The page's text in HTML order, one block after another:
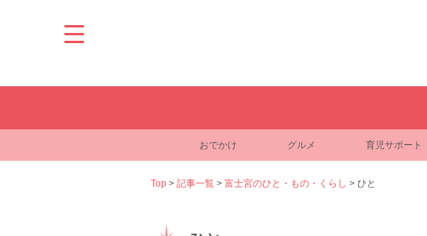
おでかけ グルメ 育児サポート
Top > 記事一覧 > 富士宮のひと・もの・くらし > ひと